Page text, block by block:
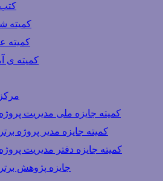
کتب
کمیته
کمیته
کمیته ی
کمیته جایزه ملی مدیریت پروژه
کمیته جایزه مدیر پروژه برتر
کمیته جایزه دفتر مدیریت پروژه
جایزه پژوهش برتر